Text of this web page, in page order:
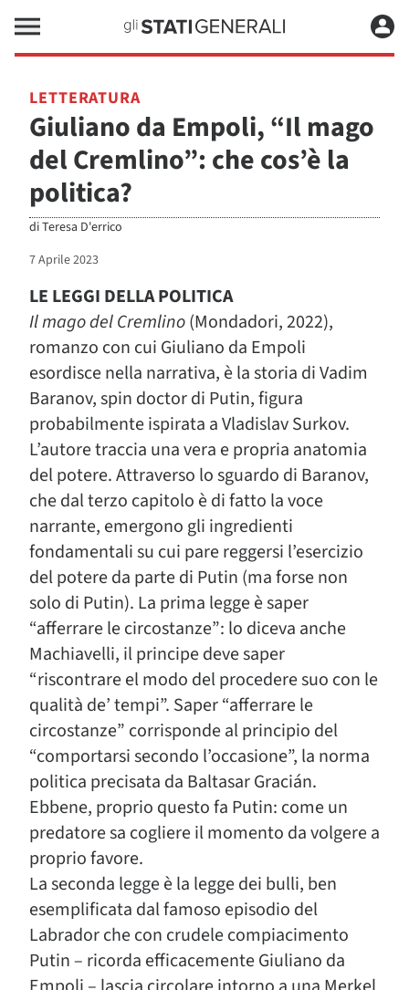
LETTERATURA
Giuliano da Empoli, “Il mago
del Cremlino”: che cos’è la
politica?
diTeresa D'errico
7 Aprile 2023
LE LEGGI DELLA POLITICA
Il mago del Cremlino(Mondadori, 2022),
romanzo con cui Giuliano da Empoli
esordisce nella narrativa, è la storia di Vadim
Baranov, spin doctor di Putin, figura
probabilmente ispirata a Vladislav Surkov.
L’autore traccia una vera e propria anatomia
del potere. Attraverso lo sguardo di Baranov,
che dal terzo capitolo è di fatto la voce
narrante, emergono gli ingredienti
fondamentali su cui pare reggersi l’esercizio
del potere da parte di Putin (ma forse non
solo di Putin). La prima legge è saper
“afferrare le circostanze”: lo diceva anche
Machiavelli, il principe deve saper
“riscontrare el modo del procedere suo con le
qualità de’ tempi”. Saper “afferrare le
circostanze” corrisponde al principio del
“comportarsi secondo l’occasione”, la norma
politica precisata da Baltasar Gracián.
Ebbene, proprio questo fa Putin: come un
predatore sa cogliere il momento da volgere a
proprio favore.
La seconda legge è la legge dei bulli, ben
esemplificata dal famoso episodio del
Labrador che con crudele compiacimento
Putin – ricorda efficacemente Giuliano da